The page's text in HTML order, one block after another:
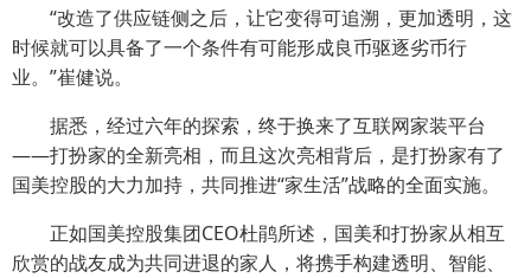
“改造了供应链侧之后，让它变得可追溯，更加透明，这
时候就可以具备了一个条件有可能形成良币驱逐劣币行
业。”崔健说。
据悉，经过六年的探索，终于换来了互联网家装平台
——打扮家的全新亮相，而且这次亮相背后，是打扮家有了
国美控股的大力加持，共同推进“家生活”战略的全面实施。
正如国美控股集团CEO杜鹃所述，国美和打扮家从相互
欣赏的战友成为共同进退的家人，将携手构建透明、智能、